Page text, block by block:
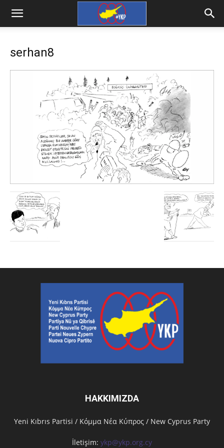
serhan8
HAKKIMIZDA
Υeni Kıbrıs Partisi / Κόμμα Νέα Κύπρος / New Cyprus Party
İletişim: ykp@ykp.org.cy